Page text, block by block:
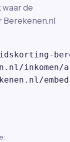
de
Berekenen.nl
inkomen/